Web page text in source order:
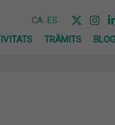
CA ES
TRÀMITS BLOG